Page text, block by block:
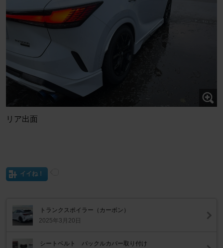
リア出面
イイね！
トランクスポイラー（カーボン）
2025年3月20日
シートベルト バックルカバー取り付け